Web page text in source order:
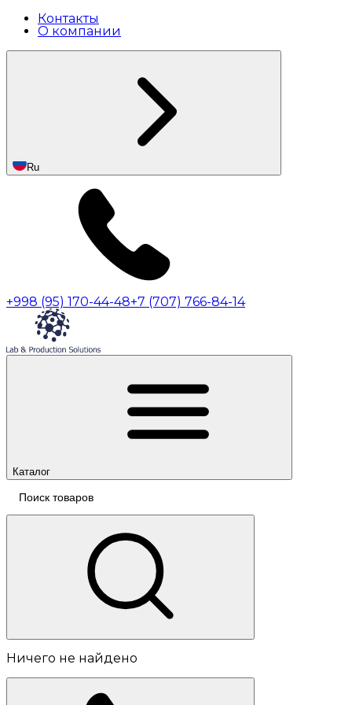
Контакты
О компании
Ru
+998 (95) 170-44-48+7 (707) 766-84-14
Каталог
Ничего не найдено